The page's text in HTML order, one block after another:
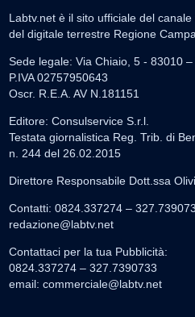
Labtv.net è il sito ufficiale del
del digitale terrestre Regione
Sede legale: Via Chiaio, 5 - 83010 –
P.IVA 02757950643
Oscr. R.E.A. AV N.181151
Editore: Consulservice S.r.l.
Testata giornalistica Reg. Trib. di
n. 244 del 26.02.2015
Direttore Responsabile Dott.ssa
Contatti: 0824.337274 –
redazione@labtv.net
Contattaci per la tua Pubblicità:
0824.337274 – 327.7390733
email: commerciale@labtv.net